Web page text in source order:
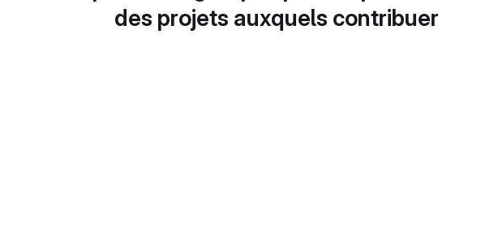
des projets auxquels contribuer